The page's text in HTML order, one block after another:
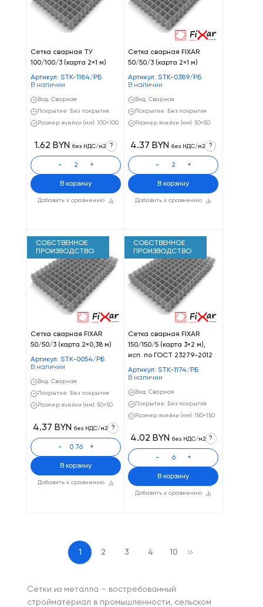
Сетка сварная ТУ
100/100/3 (карта 2×1 м)
Артикул: STK-1184/РБ
В наличии
Вид: Сварная
Покрытие: Без покрытия
Размер ячейки (мм): 100×100
Добавить к сравнению
1.62 BYN без НДС/м2 ?
- +
В корзину
Сетка сварная FIXAR
50/50/3 (карта 2×1 м)
Артикул: STK-0389/РБ
В наличии
Вид: Сварная
Покрытие: Без покрытия
Размер ячейки (мм): 50×50
Добавить к сравнению
4.37 BYN без НДС/м2 ?
- +
В корзину
СОБСТВЕННОЕ
ПРОИЗВОДСТВО
Сетка сварная FIXAR
50/50/3 (карта 2×0,38 м)
Артикул: STK-0054/РБ
В наличии
Вид: Сварная
Покрытие: Без покрытия
Размер ячейки (мм): 50×50
Добавить к сравнению
4.37 BYN без НДС/м2 ?
- +
В корзину
СОБСТВЕННОЕ
ПРОИЗВОДСТВО
Сетка сварная FIXAR
150/150/5 (карта 3×2 м),
исп. по ГОСТ 23279-2012
Артикул: STK-1174/РБ
В наличии
Вид: Сварная
Покрытие: Без покрытия
Размер ячейки (мм): 150×150
Добавить к сравнению
4.02 BYN без НДС/м2 ?
- +
В корзину
1 2 3 4 10
Сетки из металла – востребованный
стройматериал в промышленности, сельском